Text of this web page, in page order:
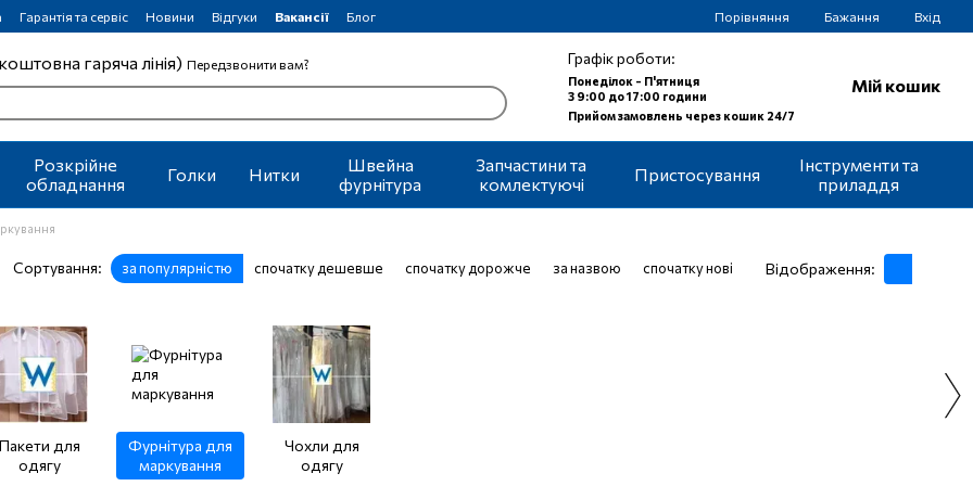
Гарантія та сервіс Новини Відгуки Вакансії Блог Порівняння Бажання Вхід
гаряча лінія) Передзвонити вам? Графік роботи:
Понеділок - П'ятниця
З 9:00 до 17:00 години
Прийом замовлень через кошик 24/7
Мій кошик
Розкрійне
обладнання
Голки Нитки
Швейна
фурнітура
Запчастини та
комлектуючі
Пристосування
Інструменти та
приладдя
Сортування: за популярністю спочатку дешевше спочатку дорожче за назвою спочатку нові Відображення:
Пакети для
одягу
Фурнітура для
маркування
Чохли для
одягу